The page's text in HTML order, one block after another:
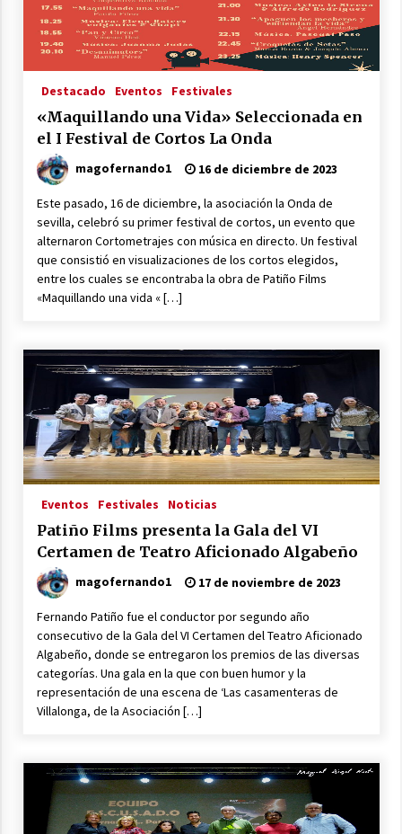
26 de mayo de 2024
Patiño Films consigue 8 de los 12 premios en
el I Sevilla On line Film Festival
Rosa Ceballos
9 de marzo de 2024
«Maquillando una Vida» Seleccionada en el I
Festival de Cortos La Onda
16 de diciembre de 2023
Patiño Films en el VII Certamen de Cortos de la
Diputación de Sevilla
Patiño Films presenta la Gala del VI Certamen
de Teatro Aficionado Algabeño
17 de noviembre de 2023
Equipo E.S.C.U.S.A.D.O Mejor Cortometraje del
Festival de Guadalcanal
Patiño Films colaborará con la escuela de
artes escénicas La Cólquide Teatro
Patiño Films en el Jurado del VI Certamen de
Teatro Aficionado Algabeño
15 de octubre de 2023
presentación del mediometraje «Cara a Cara»
VIDA Mejor Corto en el I Certamen de
cortometrajes del Excelentísimo Colegio
Médicos de Cádiz
Destacado Eventos Festivales
«Maquillando una Vida» Seleccionada en
el I Festival de Cortos La Onda
magofernando1 16 de diciembre de 2023
Este pasado, 16 de diciembre, la asociación la Onda de
sevilla, celebró su primer festival de cortos, un evento que
alternaron Cortometrajes con música en directo. Un festival
que consistió en visualizaciones de los cortos elegidos,
entre los cuales se encontraba la obra de Patiño Films
«Maquillando una vida « […]
Eventos Festivales Noticias
Patiño Films presenta la Gala del VI
Certamen de Teatro Aficionado Algabeño
magofernando1 17 de noviembre de 2023
Fernando Patiño fue el conductor por segundo año
consecutivo de la Gala del VI Certamen del Teatro Aficionado
Algabeño, donde se entregaron los premios de las diversas
categorías. Una gala en la que con buen humor y la
representación de una escena de ‘Las casamenteras de
Villalonga, de la Asociación […]